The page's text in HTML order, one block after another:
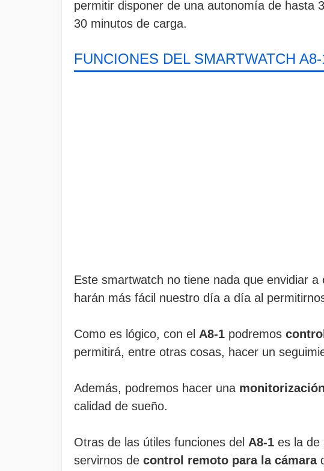
permitir disponer de una autonomía de hasta
30 minutos de carga.
FUNCIONES DEL SMARTWATCH
Este smartwatch no tiene nada que envidiar
harán más fácil nuestro día a día al
Como es lógico, con el A8-1 podremos
permitirá, entre otras cosas, hacer un
Además, podremos hacer una
calidad de sueño.
Otras de las útiles funciones del A8-1 es la de
servirnos de control remoto para la cámara